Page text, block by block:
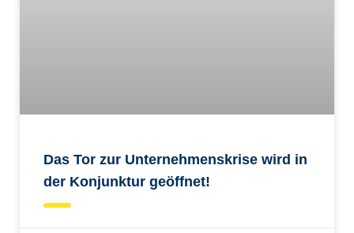
Das Tor zur Unternehmenskrise wird in
der Konjunktur geöffnet!